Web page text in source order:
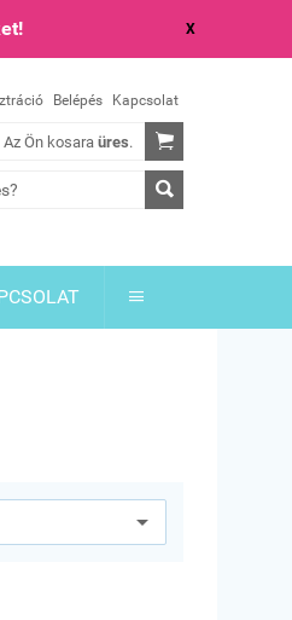
X
Belépés Kapcsolat
Az Ön kosara üres.


